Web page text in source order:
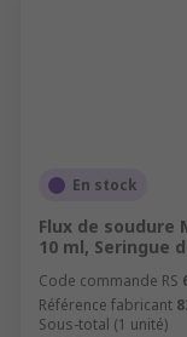
En stock
Flux de soudure
10 ml, Seringue
Code commande RS
Référence fabricant
Sous-total (1 unité)